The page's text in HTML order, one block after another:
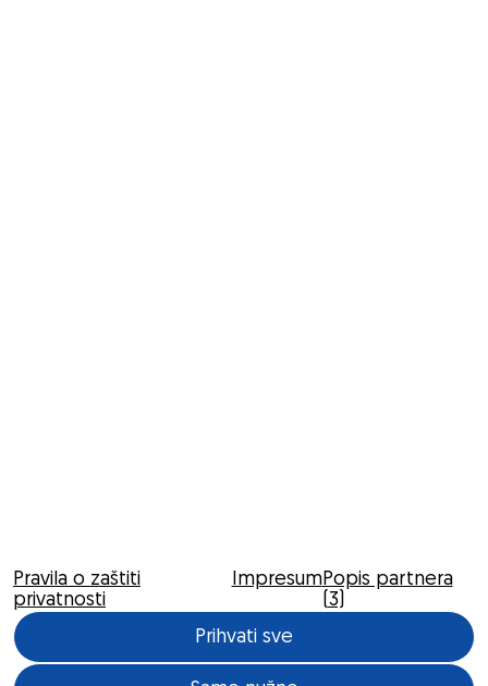
Pravila o zaštiti
privatnosti
ImpresumPopis partnera
(3)
Prihvati sve